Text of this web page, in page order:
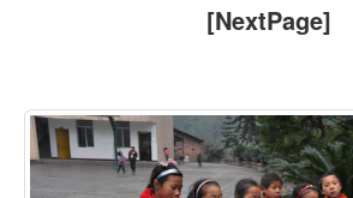
[NextPage]